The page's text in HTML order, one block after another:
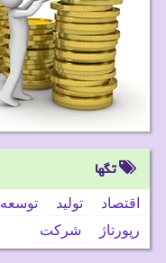
تگها
اقتصاد تولید توسعه
رپورتاژ
شركت